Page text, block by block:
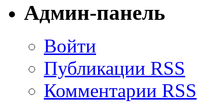
Админ-панель
Войти
Публикации RSS
Комментарии RSS